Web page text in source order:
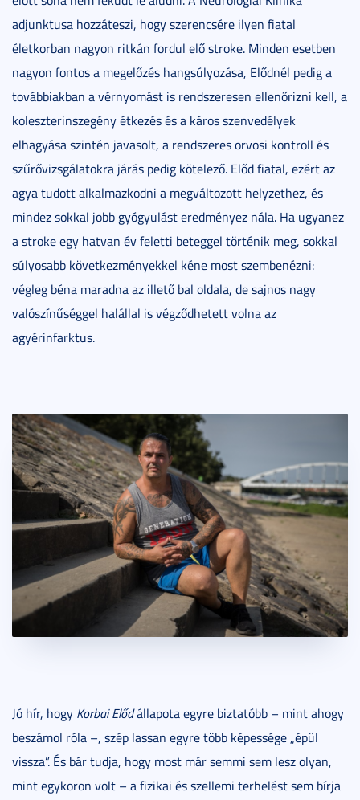
adjunktusa hozzáteszi, hogy szerencsére ilyen fiatal
életkorban nagyon ritkán fordul elő stroke. Minden esetben
nagyon fontos a megelőzés hangsúlyozása, Elődnél pedig a
továbbiakban a vérnyomást is rendszeresen ellenőrizni kell, a
koleszterinszegény étkezés és a káros szenvedélyek
elhagyása szintén javasolt, a rendszeres orvosi kontroll és
szűrővizsgálatokra járás pedig kötelező. Előd fiatal, ezért az
agya tudott alkalmazkodni a megváltozott helyzethez, és
mindez sokkal jobb gyógyulást eredményez nála. Ha ugyanez
a stroke egy hatvan év feletti beteggel történik meg, sokkal
súlyosabb következményekkel kéne most szembenézni:
végleg béna maradna az illető bal oldala, de sajnos nagy
valószínűséggel halállal is végződhetett volna az
agyérinfarktus.
Jó hír, hogy Korbai Elődállapota egyre biztatóbb – mint ahogy
beszámol róla –, szép lassan egyre több képessége „épül
vissza”. És bár tudja, hogy most már semmi sem lesz olyan,
mint egykoron volt – a fizikai és szellemi terhelést sem bírja